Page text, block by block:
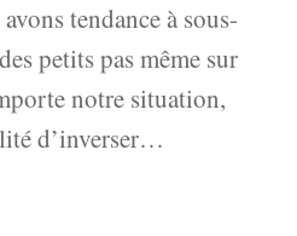
tendance à sous-
petits pas même sur
notre situation,
d’inverser…